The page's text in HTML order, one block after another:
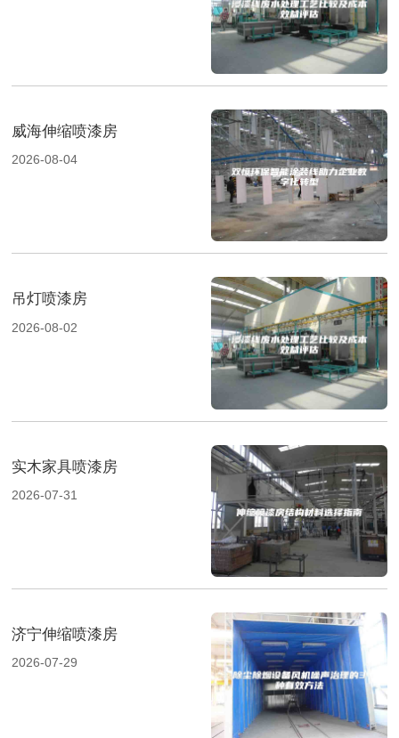
威海伸缩喷漆房
2026-08-04
吊灯喷漆房
2026-08-02
实木家具喷漆房
2026-07-31
济宁伸缩喷漆房
2026-07-29